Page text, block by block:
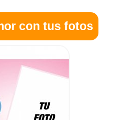
con tus fotos